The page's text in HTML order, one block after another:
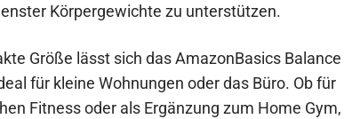
Körpergewichte zu unterstützen.
Größe lässt sich das AmazonBasics Balance
für kleine Wohnungen oder das Büro. Ob für
Fitness oder als Ergänzung zum Home Gym,